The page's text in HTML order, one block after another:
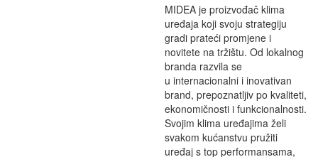
MIDEA je proizvođač klima
uređaja koji svoju strategiju
gradi prateći promjene i
novitete na tržištu. Od lokalnog
branda razvila se
u internacionalni i inovativan
brand, prepoznatljiv po kvaliteti,
ekonomičnosti i funkcionalnosti.
Svojim klima uređajima želi
svakom kućanstvu pružiti
uređaj s top performansama,